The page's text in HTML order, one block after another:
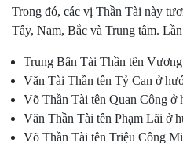
Trong đó, các vị Thần Tài này
Tây, Nam, Bắc và Trung tâm.
Trung Bân Tài Thần tên
Văn Tài Thần tên Tỷ Can ở
Võ Thần Tài tên Quan Công ở
Văn Thần Tài tên Phạm Lãi ở
Võ Thần Tài tên Triệu Công